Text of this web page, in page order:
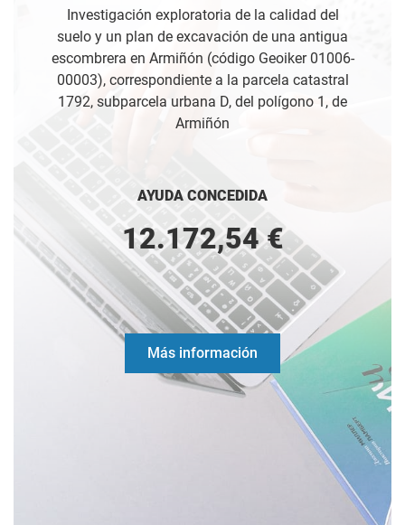
Investigación exploratoria de la calidad del
suelo y un plan de excavación de una antigua
escombrera en Armiñón (código Geoiker 01006-
00003), correspondiente a la parcela catastral
1792, subparcela urbana D, del polígono 1, de
Armiñón
AYUDA CONCEDIDA
12.172,54 €
Más información